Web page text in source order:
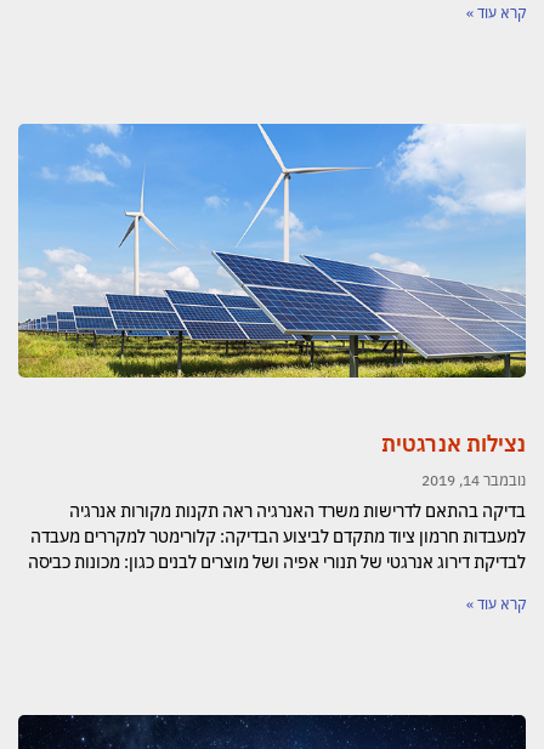
קרא עוד »
נצילות אנרגטית
נובמבר 14, 2019
בדיקה בהתאם לדרישות משרד האנרגיה ראה תקנות מקורות אנרגיה
למעבדות חרמון ציוד מתקדם לביצוע הבדיקה: קלורימטר למקררים מעבדה
לבדיקת דירוג אנרגטי של תנורי אפיה ושל מוצרים לבנים כגון: מכונות כביסה
קרא עוד »